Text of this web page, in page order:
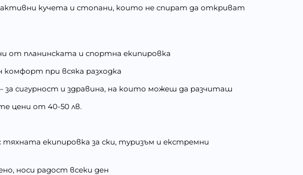
активни кучета и стопани, които не спират да откриват
от планинската и спортна екипировка
при всяка разходка
за сигурност и здравина, на които можеш да разчиташ
цени от 40-50 лв.
екипировка за ски, туризъм и екстремни
носи радост всеки ден